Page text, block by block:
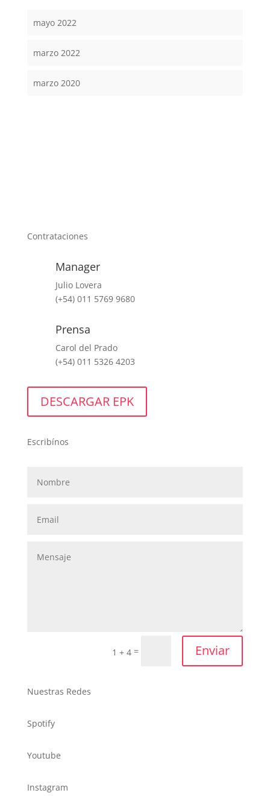
mayo 2022
marzo 2022
marzo 2020
Contrataciones
Manager
Julio Lovera
(+54) 011 5769 9680
Prensa
Carol del Prado
(+54) 011 5326 4203
DESCARGAR EPK
Escribínos
1 + 4 = Enviar
Nuestras Redes
Spotify
Youtube
Instagram